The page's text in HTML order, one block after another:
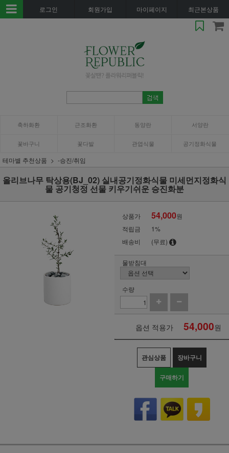
로그인 회원가입 마이페이지 최근본상품
축하화환 근조화환 동양란 서양란
꽃바구니 꽃다발 관엽식물 공기정화식물
테마별 추천상품 -승진/취임
올리브나무 탁상용(BJ_02) 실내공기정화식물 미세먼지정화식
물 공기청정 선물 키우기쉬운 승진화분
상품가 54,000원
적립금
1%
배송비
(무료)
물받침대
수량
옵션 적용가 54,000원
관심상품 장바구니
구매하기